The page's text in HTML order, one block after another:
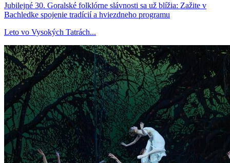
Jubilejné 30. Goralské folklórne slávnosti sa už blížia: Zažite v
Bachledke spojenie tradícií a hviezdneho programu
Leto vo Vysokých Tatrách...